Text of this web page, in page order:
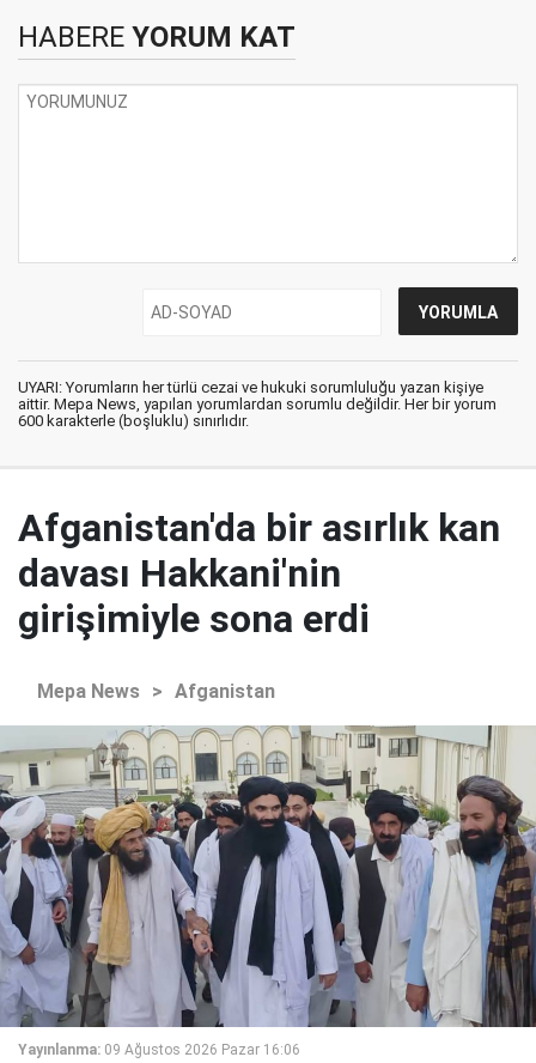
HABERE YORUM KAT
UYARI: Yorumların her türlü cezai ve hukuki sorumluluğu yazan kişiye
aittir. Mepa News, yapılan yorumlardan sorumlu değildir. Her bir yorum
600 karakterle (boşluklu) sınırlıdır.
Afganistan'da bir asırlık kan
davası Hakkani'nin
girişimiyle sona erdi
Mepa News > Afganistan
Yayınlanma: 09 Ağustos 2026 Pazar 16:06